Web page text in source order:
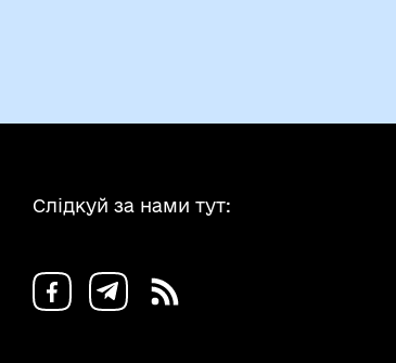
Слідкуй за нами тут: